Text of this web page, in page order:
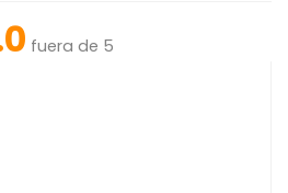
fuera de 5